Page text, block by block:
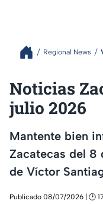
Regional News
Noticias
julio 2026
Mantente bien
Zacatecas del 8
de Víctor
Publicado 08/07/2026 | 🕑